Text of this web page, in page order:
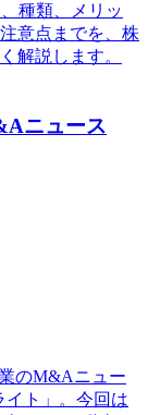
種類、メリッ
意点までを、株
解説します。
ニュース
のM&Aニュー
ト」。今回は